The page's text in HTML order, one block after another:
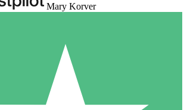
Mary Korver